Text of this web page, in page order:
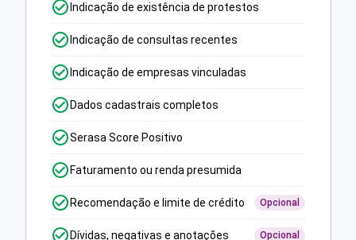
Indicação de existência de protestos
Indicação de consultas recentes
Indicação de empresas vinculadas
Dados cadastrais completos
Serasa Score Positivo
Faturamento ou renda presumida
Recomendação e limite de crédito Opcional
Dívidas, negativas e anotações Opcional